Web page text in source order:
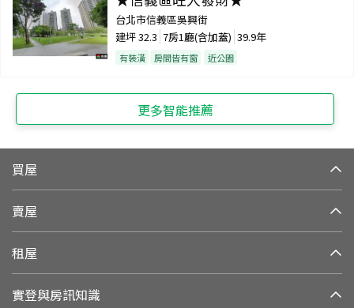
台北市信義區吳興街
建坪32.3 7房1廳(含加蓋) 39.9年
有裝潢 房間皆有窗 近公園
更多智能推薦
買屋
賣屋
租屋
實登與房訊知識